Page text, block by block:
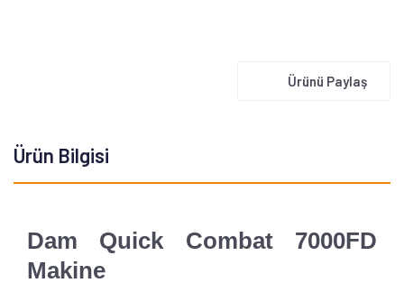
Ürünü Paylaş
Ürün Bilgisi
Dam Quick Combat 7000FD
Makine